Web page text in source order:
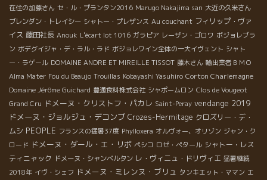
在住の加藤さん セ・ル・プランタン2016 Marugo Nakajima san 大近の久米さん
ブレンダン・トレイシー シャトー・プレザンス Au couchant フィリップ・ヴァ
イス 藤田社長 Anouk L'écart lot 1016 ガラピア レーザン・ゴロワ ボジョレブラ
ン ボデグイジャ・デ・ラル・ラド ボジョレワイン全体の一大イヴェント シャト
ー・ラゲール DOMAINE ANDRE ET MIREILLE TISSOT 藤木さん 輸出業者ＢＭＯ
Alma Mater Fou du Beaujo Trouillas Kobayashi Yasuhiro Corton Charlemagne
Domaine Jérôme Guichard 豊通食料株式会社 シャポームロン Clos de Vougeot
Grand Cru ドメーヌ・クリストフ・パカレ Saint-Peray vendange 2019
ドメーヌ・ジョルジュ・デコンブ Crozes-Hermitage クロズリー・デ・
ムシ PEOPLE フランスの猛暑37度 Phylloxera オルヴォー、オリゾン ジャン・ク
ロード ドメーヌ・ダール・エ・リボ ペシコ ロゼ・ぺタール シャトー・レス
ティニャック ドメーヌ・シャンベルタン レ・ヴィニュ・ドリヴィエ 猛暑継続
2018年 イヴ・シェフ ドメーヌ・ミレンヌ・ブリュ タンキエット・ママン エ